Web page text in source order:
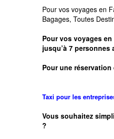
Pour vos voyages en
Bagages, Toutes
Pour vos voyages
jusqu’à 7
Pour une
Taxi pour les
Vous souhaitez
?